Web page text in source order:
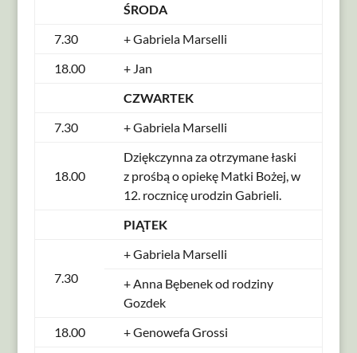
ŚRODA
7.30
+ Gabriela Marselli
18.00
+ Jan
CZWARTEK
7.30
+ Gabriela Marselli
18.00
Dziękczynna za otrzymane łaski
z prośbą o opiekę Matki Bożej, w
12. rocznicę urodzin Gabrieli.
PIĄTEK
7.30
+ Gabriela Marselli
+ Anna Bębenek od rodziny
Gozdek
18.00
+ Genowefa Grossi